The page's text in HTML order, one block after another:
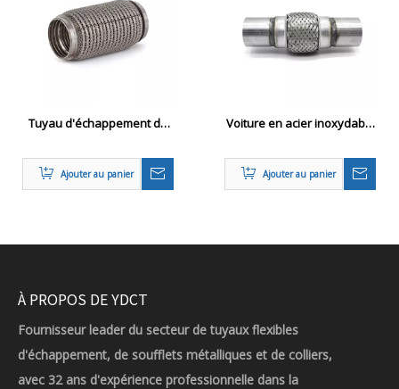
Tuyau d'échappement du
hydraté
Ajouter au panier
Voiture en acier inoxydable
soudure de réparation de
joint flexible 57x254 mm
Ajouter au panier
À PROPOS DE YDCT
Fournisseur leader du secteur de tuyaux flexibles
d'échappement, de soufflets métalliques et de colliers,
avec 32 ans d'expérience professionnelle dans la